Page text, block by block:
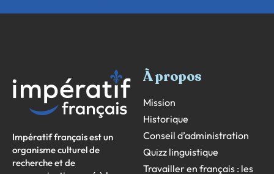
Impératif français est un
organisme culturel de
recherche et de
À propos
Mission
Historique
Conseil d’administration
Quizz linguistique
Travailler en français : les